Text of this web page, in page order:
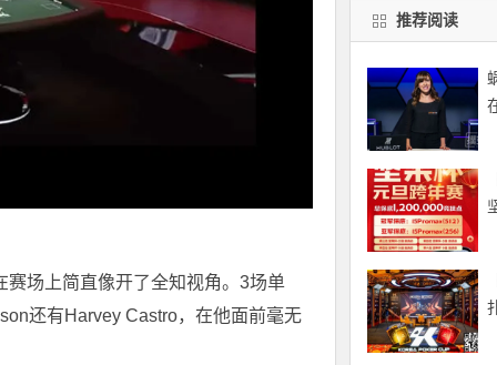
赛场上简直像开了全知视角。3场单
还有Harvey Castro，在他面前毫无
推荐阅读